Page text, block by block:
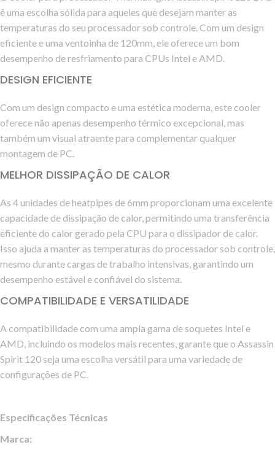
é uma escolha sólida para aqueles que desejam manter as
temperaturas do seu processador sob controle. Com um design
eficiente e uma ventoinha de 120mm, ele oferece um bom
desempenho de resfriamento para CPUs Intel e AMD.
DESIGN EFICIENTE
Com um design compacto e uma estética moderna, este cooler
oferece não apenas desempenho térmico excepcional, mas
também um visual atraente para complementar qualquer
montagem de PC.
MELHOR DISSIPAÇÃO DE CALOR
As 4 unidades de heatpipes de 6mm proporcionam uma excelente
capacidade de dissipação de calor, permitindo uma transferência
eficiente do calor gerado pela CPU para o dissipador de calor.
Isso ajuda a manter as temperaturas do processador sob controle,
mesmo durante cargas de trabalho intensivas, garantindo um
desempenho estável e confiável do sistema.
COMPATIBILIDADE E VERSATILIDADE
A compatibilidade com uma ampla gama de soquetes Intel e
AMD, incluindo os modelos mais recentes, garante que o Assassin
Spirit 120 seja uma escolha versátil para uma variedade de
configurações de PC.
Especificações Técnicas
Marca: